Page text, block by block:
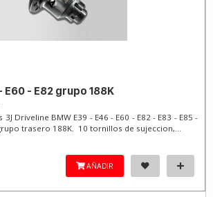
E60 - E82 grupo 188K
Driveline BMW E39 - E46 - E60 - E82 - E83 - E85 -
grupo trasero 188K. 10 tornillos de sujeccion,...
AÑADIR